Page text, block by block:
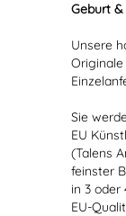
Geburt &
Unsere
Sie
EU
(Talens
feinster
in 3 oder
EU-